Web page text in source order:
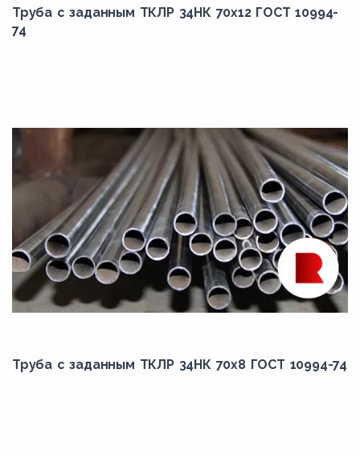
Труба с заданным ТКЛР 34НК 70x12 ГОСТ 10994-
74
Труба с заданным ТКЛР 34НК 70x8 ГОСТ 10994-74